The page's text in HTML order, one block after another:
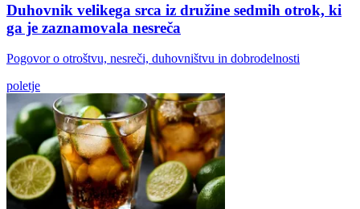
Duhovnik velikega srca iz družine sedmih otrok, ki
ga je zaznamovala nesreča
Pogovor o otroštvu, nesreči, duhovništvu in dobrodelnosti
poletje